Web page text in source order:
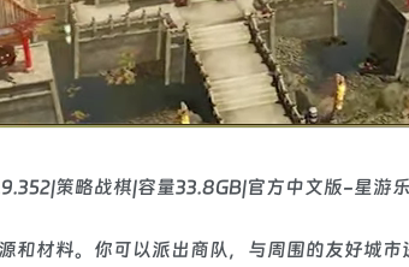
材料。你可以派出商队，与周围的友好城市